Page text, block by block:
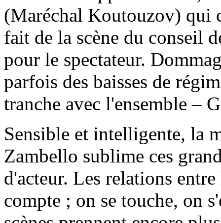
(Maréchal Koutouzov) qui
fait de la scène du conseil
pour le spectateur.
parfois des baisses de
tranche avec l'ensemble –
Sensible et intelligente, la
Zambello sublime ces
d'acteur. Les relations
compte ; on se touche, on